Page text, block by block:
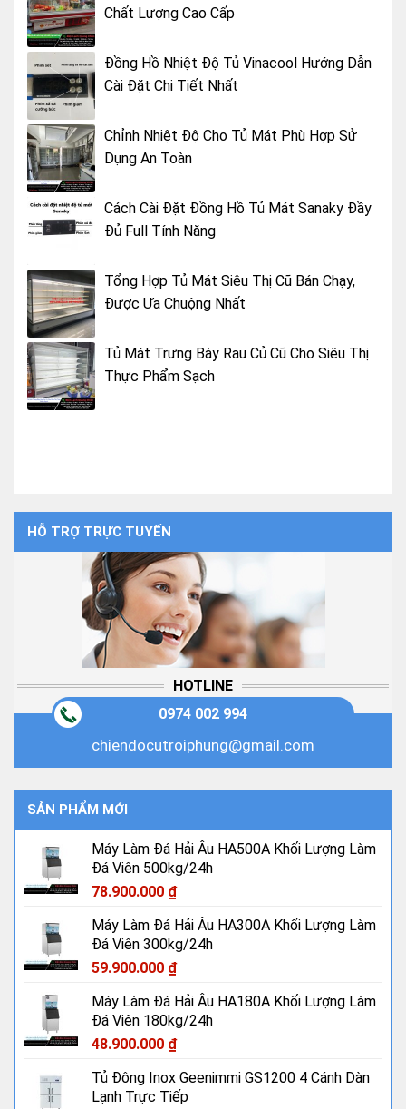
Chất Lượng Cao Cấp
Đồng Hồ Nhiệt Độ Tủ Vinacool Hướng Dẫn
Cài Đặt Chi Tiết Nhất
Chỉnh Nhiệt Độ Cho Tủ Mát Phù Hợp Sử
Dụng An Toàn
Cách Cài Đặt Đồng Hồ Tủ Mát Sanaky Đầy
Đủ Full Tính Năng
Tổng Hợp Tủ Mát Siêu Thị Cũ Bán Chạy,
Được Ưa Chuộng Nhất
Tủ Mát Trưng Bày Rau Củ Cũ Cho Siêu Thị
Thực Phẩm Sạch
HỖ TRỢ TRỰC TUYẾN
HOTLINE
0974 002 994
chiendocutroiphung@gmail.com
SẢN PHẨM MỚI
Máy Làm Đá Hải Âu HA500A Khối Lượng Làm
Đá Viên 500kg/24h
78.900.000 ₫
Máy Làm Đá Hải Âu HA300A Khối Lượng Làm
Đá Viên 300kg/24h
59.900.000 ₫
Máy Làm Đá Hải Âu HA180A Khối Lượng Làm
Đá Viên 180kg/24h
48.900.000 ₫
Tủ Đông Inox Geenimmi GS1200 4 Cánh Dàn
Lạnh Trực Tiếp